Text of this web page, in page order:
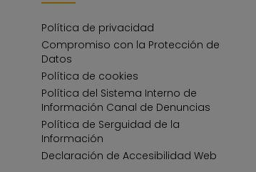
Política de privacidad
Compromiso con la Protección de
Datos
Política de cookies
Política del Sistema Interno de
Información Canal de Denuncias
Política de Serguidad de la
Información
Declaración de Accesibilidad Web